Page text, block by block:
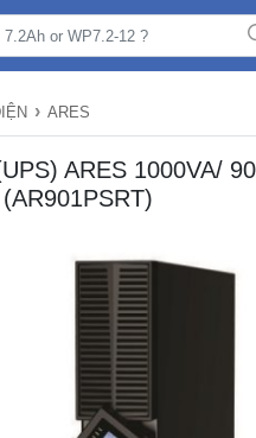
› ARES
ARES 1000VA/